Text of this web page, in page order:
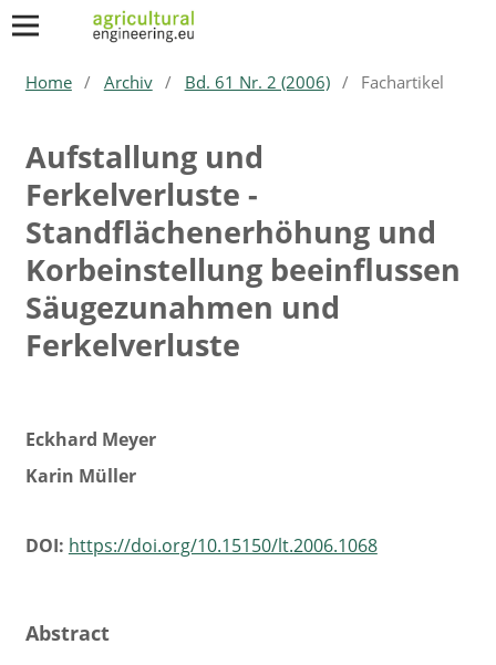
Home / Archiv / Bd. 61 Nr. 2 (2006) / Fachartikel
Aufstallung und
Ferkelverluste -
Standflächenerhöhung und
Korbeinstellung beeinflussen
Säugezunahmen und
Ferkelverluste
Eckhard Meyer
Karin Müller
DOI: https://doi.org/10.15150/lt.2006.1068
Abstract